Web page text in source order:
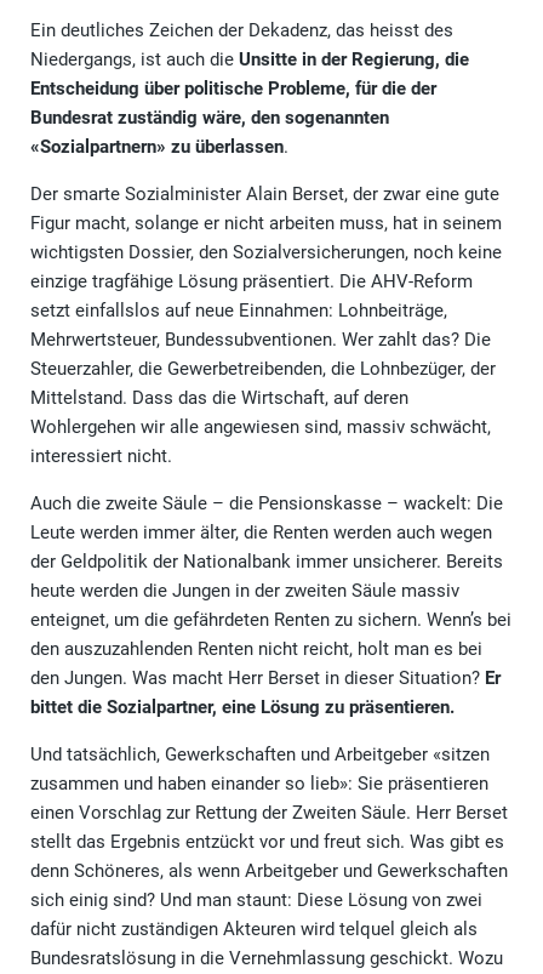
Ein deutliches Zeichen der Dekadenz, das heisst des
Niedergangs, ist auch die Unsitte in der Regierung, die
Entscheidung über politische Probleme, für die der
Bundesrat zuständig wäre, den sogenannten
«Sozialpartnern» zu überlassen.
Der smarte Sozialminister Alain Berset, der zwar eine gute
Figur macht, solange er nicht arbeiten muss, hat in seinem
wichtigsten Dossier, den Sozialversicherungen, noch keine
einzige tragfähige Lösung präsentiert. Die AHV-Reform
setzt einfallslos auf neue Einnahmen: Lohnbeiträge,
Mehrwertsteuer, Bundessubventionen. Wer zahlt das? Die
Steuerzahler, die Gewerbetreibenden, die Lohnbezüger, der
Mittelstand. Dass das die Wirtschaft, auf deren
Wohlergehen wir alle angewiesen sind, massiv schwächt,
interessiert nicht.
Auch die zweite Säule – die Pensionskasse – wackelt: Die
Leute werden immer älter, die Renten werden auch wegen
der Geldpolitik der Nationalbank immer unsicherer. Bereits
heute werden die Jungen in der zweiten Säule massiv
enteignet, um die gefährdeten Renten zu sichern. Wenn’s bei
den auszuzahlenden Renten nicht reicht, holt man es bei
den Jungen. Was macht Herr Berset in dieser Situation? Er
bittet die Sozialpartner, eine Lösung zu präsentieren.
Und tatsächlich, Gewerkschaften und Arbeitgeber «sitzen
zusammen und haben einander so lieb»: Sie präsentieren
einen Vorschlag zur Rettung der Zweiten Säule. Herr Berset
stellt das Ergebnis entzückt vor und freut sich. Was gibt es
denn Schöneres, als wenn Arbeitgeber und Gewerkschaften
sich einig sind? Und man staunt: Diese Lösung von zwei
dafür nicht zuständigen Akteuren wird telquel gleich als
Bundesratslösung in die Vernehmlassung geschickt. Wozu